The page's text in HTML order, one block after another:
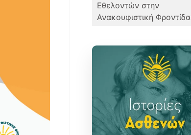
Εθελοντών στην
Ανακουφιστική Φροντίδα